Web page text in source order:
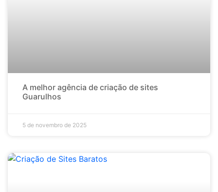
A melhor agência de criação de sites
Guarulhos
5 de novembro de 2025